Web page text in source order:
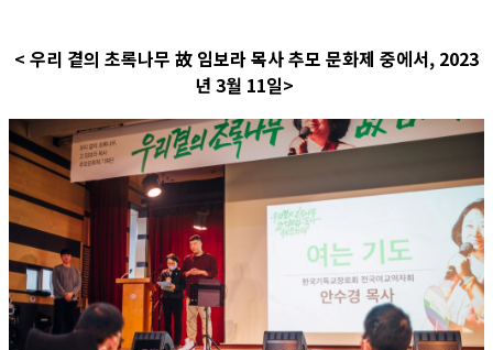
< 우리 곁의 초록나무 故 임보라 목사 추모 문화제 중에서, 2023
년 3월 11일>